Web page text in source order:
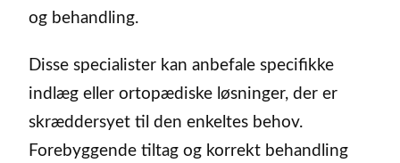
og behandling.
Disse specialister kan anbefale specifikke
indlæg eller ortopædiske løsninger, der er
skræddersyet til den enkeltes behov.
Forebyggende tiltag og korrekt behandling